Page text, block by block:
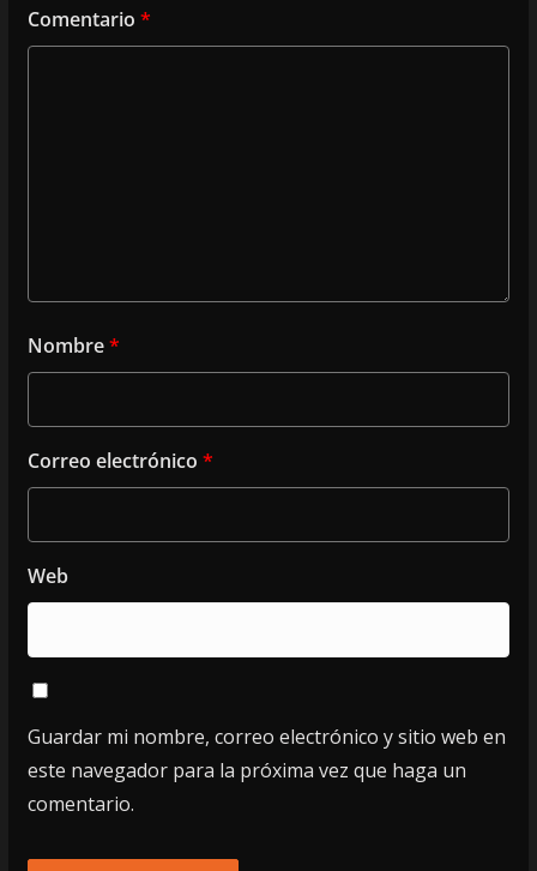
Comentario *
Nombre*
Correo electrónico *
Web
Guardar mi nombre, correo electrónico y sitio web en
este navegador para la próxima vez que haga un
comentario.